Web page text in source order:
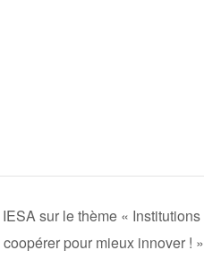
sur le thème « Institutions
pour mieux innover ! »